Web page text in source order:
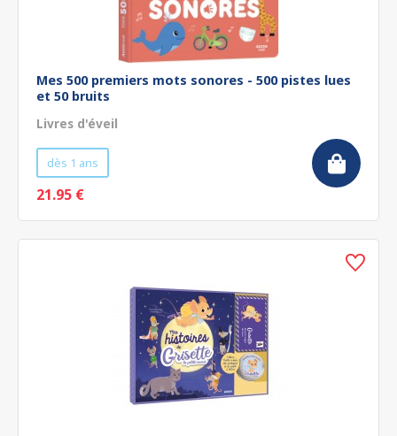
Mes 500 premiers mots sonores - 500 pistes lues
et 50 bruits
Livres d'éveil
dès 1 ans
21.95 €